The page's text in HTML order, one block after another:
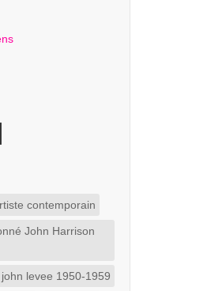
contemporain
John Harrison
john levee 1950-1959